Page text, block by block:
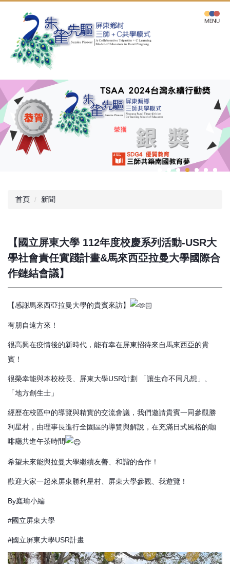
容
首頁 新聞
【國立屏東大學 112年度校慶系列活動-USR大
學社會責任實踐計畫&馬來西亞拉曼大學國際合
作鏈結會議】
【感謝馬來西亞拉曼大學的貴賓來訪】
有朋自遠方來！
很高興在疫情後的新時代，能有幸在屏東招待來自馬來西亞的貴
賓！
很榮幸能與本校校長、屏東大學USR計劃 「讓生命不同凡想」、
「地方創生士」
經歷在校區中的導覽與精實的交流會議，我們邀請貴賓一同參觀勝
利星村，由理事長進行全園區的導覽與解說，在充滿日式風格的咖
啡廳共進午茶時間
希望未來能與拉曼大學繼續友善、和諧的合作！
歡迎大家一起來屏東勝利星村、屏東大學參觀、我遊覽！
By庭瑜小編
#國立屏東大學
#國立屏東大學USR計畫